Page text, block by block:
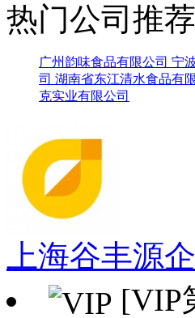
热门公司推荐
广州韵味食品有限公司 宁
司 湖南省东江清水食品有
克实业有限公司
上海谷丰源
[VIP